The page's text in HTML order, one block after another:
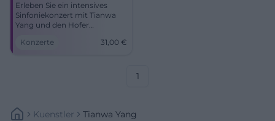
Erleben Sie ein intensives
Sinfoniekonzert mit Tianwa
Yang und den Hofer
der Freiheitshalle Hof.
Konzerte 31,00 €
1
Kuenstler Tianwa Yang